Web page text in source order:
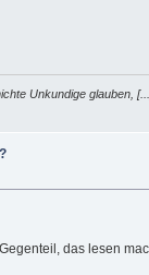
Unkundige
das lesen